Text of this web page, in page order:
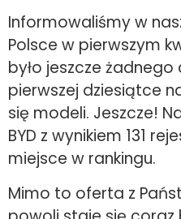
Informowaliśmy w
Polsce w pierwszym
było jeszcze
pierwszej dziesiątce
się modeli. Jeszcze!
BYD z wynikiem 131
miejsce w rankingu.
Mimo to oferta z